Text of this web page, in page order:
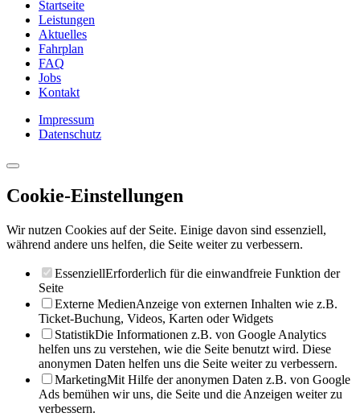
Startseite
Leistungen
Aktuelles
Fahrplan
FAQ
Jobs
Kontakt
Impressum
Datenschutz
Cookie-Einstellungen
Wir nutzen Cookies auf der Seite. Einige davon sind essenziell,
während andere uns helfen, die Seite weiter zu verbessern.
EssenziellErforderlich für die einwandfreie Funktion der
Seite
Externe MedienAnzeige von externen Inhalten wie z.B.
Ticket-Buchung, Videos, Karten oder Widgets
StatistikDie Informationen z.B. von Google Analytics
helfen uns zu verstehen, wie die Seite benutzt wird. Diese
anonymen Daten helfen uns die Seite weiter zu verbessern.
MarketingMit Hilfe der anonymen Daten z.B. von Google
Ads bemühen wir uns, die Seite und die Anzeigen weiter zu
verbessern.